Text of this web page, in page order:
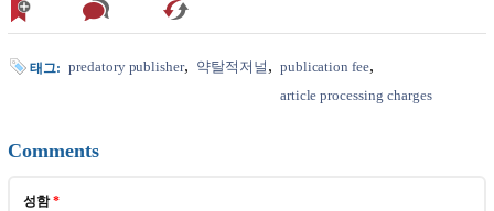
태그: predatory publisher 약탈적저널
publication fee
article processing charges
Comments
성함*